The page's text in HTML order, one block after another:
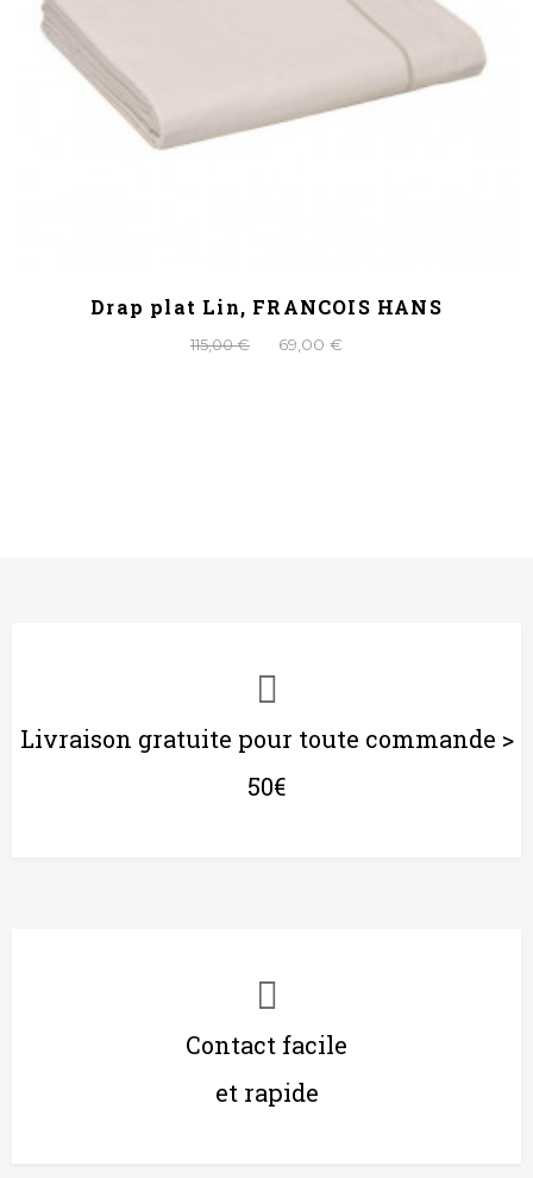
Drap plat Lin, FRANCOIS HANS
115,00 € 69,00 €
Livraison gratuite pour toute commande >
50€
Contact facile
et rapide